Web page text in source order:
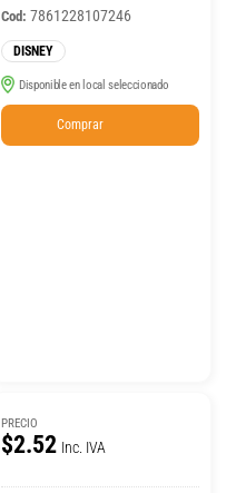
Cod: 7861228107246
DISNEY
Disponible en local seleccionado
Comprar
PRECIO
$2.52 Inc. IVA